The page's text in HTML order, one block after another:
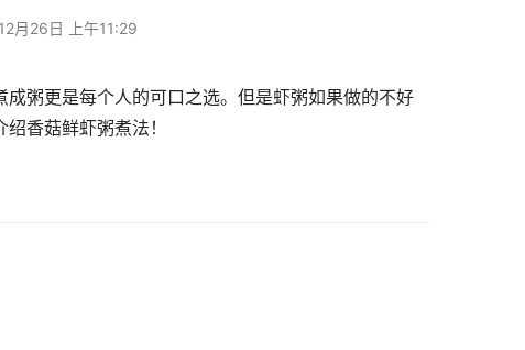
月26日 上午11:29
粥更是每个人的可口之选。但是虾粥如果做的不好
香菇鲜虾粥煮法！